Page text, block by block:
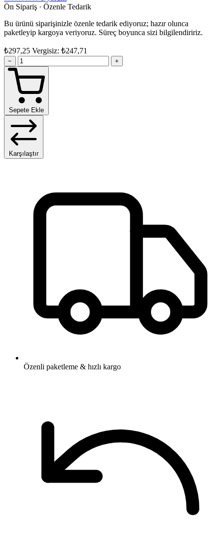
Ön Sipariş · Özenle Tedarik
Bu ürünü siparişinizle özenle tedarik ediyoruz; hazır olunca
paketleyip kargoya veriyoruz. Süreç boyunca sizi bilgilendiririz.
₺297,25 Vergisiz: ₺247,71
− +
Sepete Ekle
Karşılaştır
Özenli paketleme & hızlı kargo